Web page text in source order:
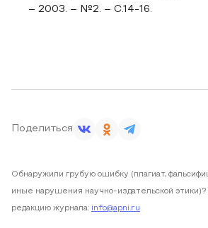
– 2003. – №2. – С.14-16.
Поделиться
Обнаружили грубую ошибку (плагиат,
иные нарушения научно-издательской
редакцию журнала: info@apni.ru